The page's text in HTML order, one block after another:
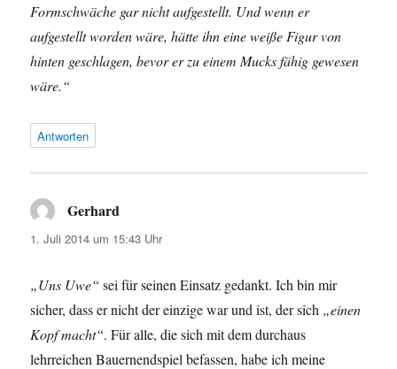
Formschwäche gar nicht aufgestellt. Und wenn er
aufgestellt worden wäre, hätte ihn eine weiße Figur von
hinten geschlagen, bevor er zu einem Mucks fähig gewesen
wäre.“
Antworten
Gerhard
1. Juli 2014 um 15:43 Uhr
„Uns Uwe“ sei für seinen Einsatz gedankt. Ich bin mir
sicher, dass er nicht der einzige war und ist, der sich „einen
Kopf macht“. Für alle, die sich mit dem durchaus
lehrreichen Bauernendspiel befassen, habe ich meine